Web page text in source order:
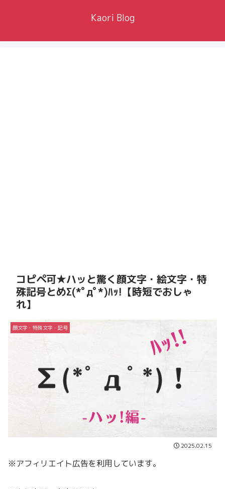
Kaori Blog
コピペ可★ハッと驚く顔文字・絵文字・特
殊記号とめΣ(*ﾟдﾟ*)ﾊｯ!【時短でおしゃ
れ】
顔文字・特殊文字・記号
2025.02.15
※アフィリエイト広告を利用しています。